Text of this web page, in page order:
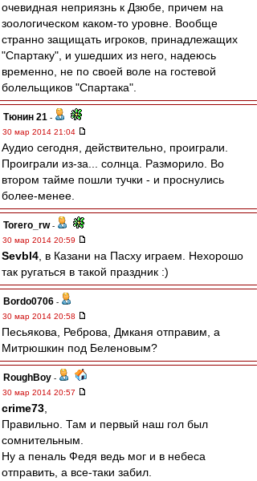
очевидная неприязнь к Дзюбе, причем на
зоологическом каком-то уровне. Вообще
странно защищать игроков, принадлежащих
"Спартаку", и ушедших из него, надеюсь
временно, не по своей воле на гостевой
болельщиков "Спартака".
Тюнин 21 -
30 мар 2014 21:04
Аудио сегодня, действительно, проиграли.
Проиграли из-за... солнца. Разморило. Во
втором тайме пошли тучки - и проснулись
более-менее.
Torero_rw-
30 мар 2014 20:59
Sevbl4 , в Казани на Пасху играем. Нехорошо
так ругаться в такой праздник :)
Bordo0706 -
30 мар 2014 20:58
Песьякова, Реброва, Дмканя отправим, а
Митрюшкин под Беленовым?
RoughBoy -
30 мар 2014 20:57
crime73
Правильно. Там и первый наш гол был
сомнительным.
Ну а пеналь Федя ведь мог и в небеса
отправить, а все-таки забил.